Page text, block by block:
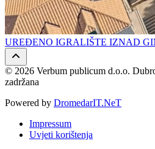
UREĐENO IGRALIŠTE IZNAD
© 2026 Verbum publicum d.o.o.
zadržana
Powered by DromedarIT.NeT
Impressum
Uvjeti korištenja